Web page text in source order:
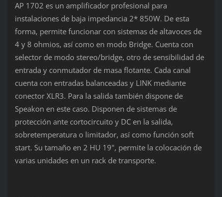
AP 1702 es un amplificador profesional para
instalaciones de baja impedancia 2* 850W. De esta
forma, permite funcionar con sistemas de altavoces de
4 y 8 ohmios, así como en modo Bridge. Cuenta con
selector de modo stereo/bridge, otro de sensibilidad de
entrada y conmutador de masa flotante. Cada canal
cuenta con entradas balanceadas y LINK mediante
conector XLR3. Para la salida también dispone de
Speakon en este caso. Disponen de sistemas de
protección ante cortocircuito y DC en la salida,
sobretemperatura o limitador, así como función soft
start. Su tamaño en 2 HU 19", permite la colocación de
varias unidades en un rack de transporte.